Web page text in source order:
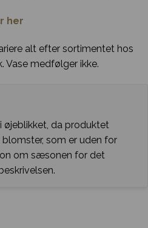
her
alt efter sortimentet hos
Vase medfølger ikke.
øjeblikket, da produktet
som er uden for
om sæsonen for det